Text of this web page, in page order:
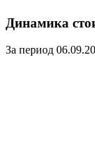
Динамика
За период